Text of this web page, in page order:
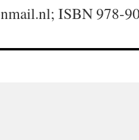
ISBN 978-